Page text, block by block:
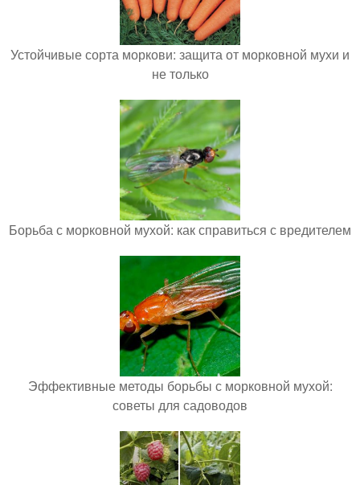
Устойчивые сорта моркови: защита от морковной мухи и
не только
Борьба с морковной мухой: как справиться с вредителем
Эффективные методы борьбы с морковной мухой:
советы для садоводов